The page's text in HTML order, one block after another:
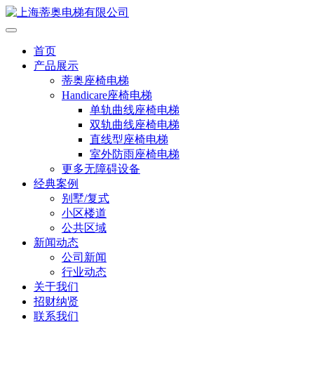
首页
产品展示
蒂奥座椅电梯
Handicare座椅电梯
单轨曲线座椅电梯
双轨曲线座椅电梯
直线型座椅电梯
室外防雨座椅电梯
更多无障碍设备
经典案例
别墅/复式
小区楼道
公共区域
新闻动态
公司新闻
行业动态
关于我们
招财纳贤
联系我们